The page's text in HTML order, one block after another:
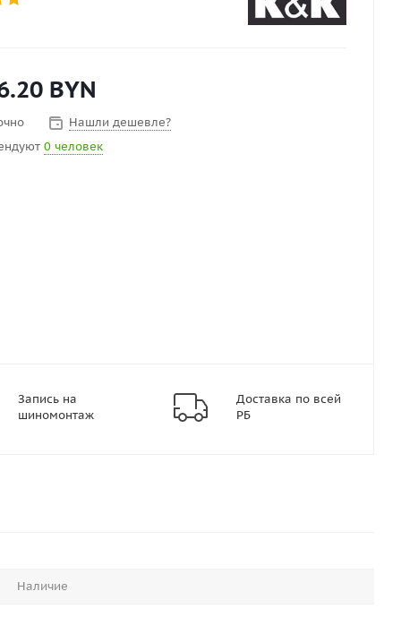
BYN
Нашли дешевле?
0 человек
Запись на
шиномонтаж
Доставка по всей
РБ
Наличие